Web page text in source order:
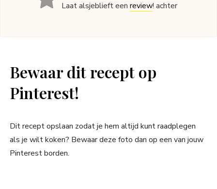
Laat alsjeblieft eenreview! achter
Bewaar dit recept op
Pinterest!
Dit recept opslaan zodat je hem altijd kunt raadplegen
als je wilt koken? Bewaar deze foto dan op een van jouw
Pinterest borden.